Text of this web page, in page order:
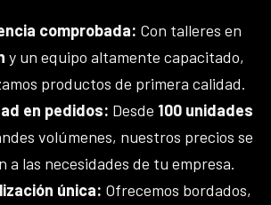
comprobada: Con talleres en
y un equipo altamente capacitado,
productos de primera calidad.
en pedidos: Desde 100 unidades
volúmenes, nuestros precios se
a las necesidades de tu empresa.
única: Ofrecemos bordados,